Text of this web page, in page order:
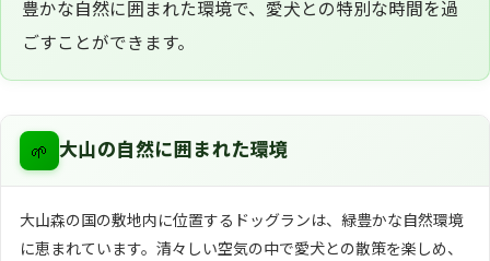
豊かな自然に囲まれた環境で、愛犬との特別な時間を過
ごすことができます。
🌱 大山の自然に囲まれた環境
大山森の国の敷地内に位置するドッグランは、緑豊かな自然環境
に恵まれています。清々しい空気の中で愛犬との散策を楽しめ、